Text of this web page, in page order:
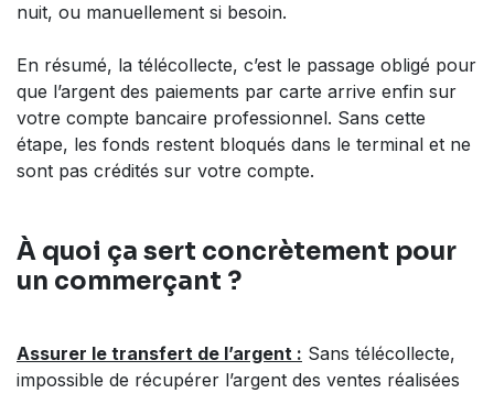
nuit, ou manuellement si besoin.
En résumé, la télécollecte, c’est le passage obligé pour
que l’argent des paiements par carte arrive enfin sur
votre compte bancaire professionnel. Sans cette
étape, les fonds restent bloqués dans le terminal et ne
sont pas crédités sur votre compte.
À quoi ça sert concrètement pour
un commerçant ?
Assurer le transfert de l’argent : Sans télécollecte,
impossible de récupérer l’argent des ventes réalisées